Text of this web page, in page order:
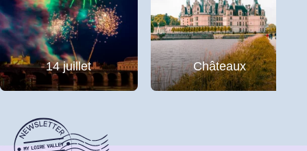
14 juillet Châteaux